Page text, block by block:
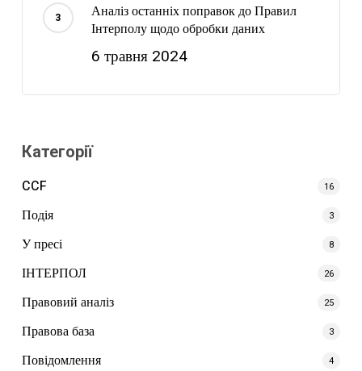
Аналіз останніх поправок до Правил
Інтерполу щодо обробки даних
6 травня 2024
Категорії
CCF
16
Подія 3
У пресі 8
ІНТЕРПОЛ 26
Правовий аналіз 25
Правова база 3
Повідомлення 4